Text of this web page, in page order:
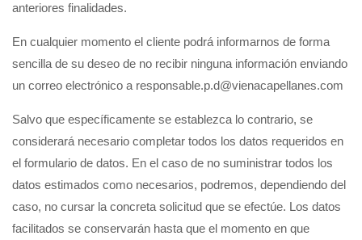
anteriores finalidades.
En cualquier momento el cliente podrá informarnos de forma
sencilla de su deseo de no recibir ninguna información enviando
un correo electrónico a responsable.p.d@vienacapellanes.com
Salvo que específicamente se establezca lo contrario, se
considerará necesario completar todos los datos requeridos en
el formulario de datos. En el caso de no suministrar todos los
datos estimados como necesarios, podremos, dependiendo del
caso, no cursar la concreta solicitud que se efectúe. Los datos
facilitados se conservarán hasta que el momento en que